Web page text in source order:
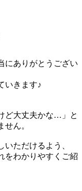
にありがとうござい
いきます♪
ど大丈夫かな…」と
ん。
ただけるよう、
をわかりやすくご紹